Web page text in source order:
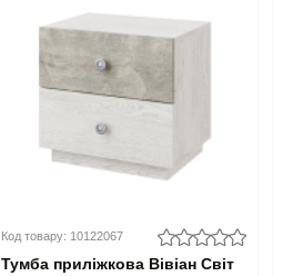
Код товару: 10122067
Тумба приліжкова Вівіан Світ